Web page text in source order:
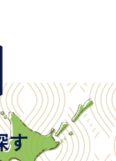
、氏名、住所、生
新型パスポートに
」が存在しないた
確認書類として認
す